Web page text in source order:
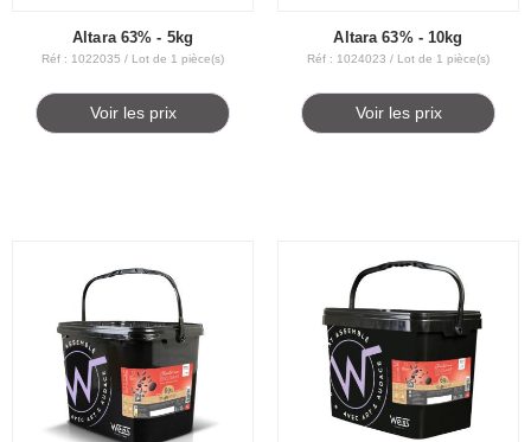
Altara 63% - 5kg
Réf : 1022035 / Lot de 1 pièce(s)
Voir les prix
Altara 63% - 10kg
Réf : 1024023 / Lot de 1 pièce(s)
Voir les prix